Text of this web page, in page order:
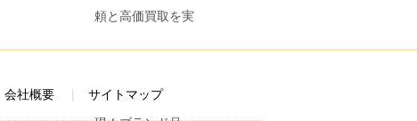
会社概要 サイトマップ